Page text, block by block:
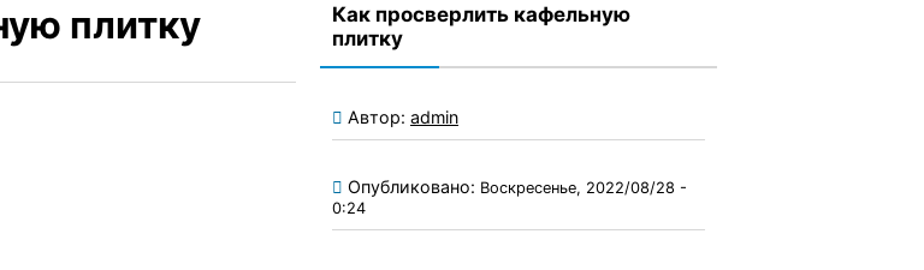
плитку
Как просверлить кафельную
плитку
Автор: admin
Опубликовано: Воскресенье, 2022/08/28 -
0:24